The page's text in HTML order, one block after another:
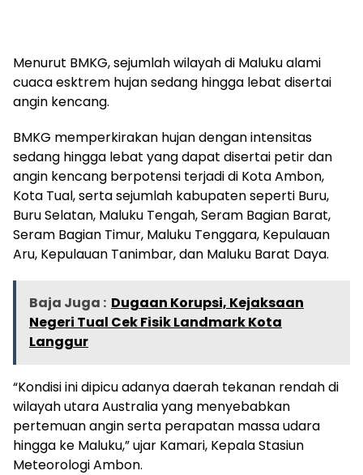
Menurut BMKG, sejumlah wilayah di Maluku alami
cuaca esktrem hujan sedang hingga lebat disertai
angin kencang.
BMKG memperkirakan hujan dengan intensitas
sedang hingga lebat yang dapat disertai petir dan
angin kencang berpotensi terjadi di Kota Ambon,
Kota Tual, serta sejumlah kabupaten seperti Buru,
Buru Selatan, Maluku Tengah, Seram Bagian Barat,
Seram Bagian Timur, Maluku Tenggara, Kepulauan
Aru, Kepulauan Tanimbar, dan Maluku Barat Daya.
Baja Juga : Dugaan Korupsi, Kejaksaan
Negeri Tual Cek Fisik Landmark Kota
Langgur
“Kondisi ini dipicu adanya daerah tekanan rendah di
wilayah utara Australia yang menyebabkan
pertemuan angin serta perapatan massa udara
hingga ke Maluku,” ujar Kamari, Kepala Stasiun
Meteorologi Ambon.